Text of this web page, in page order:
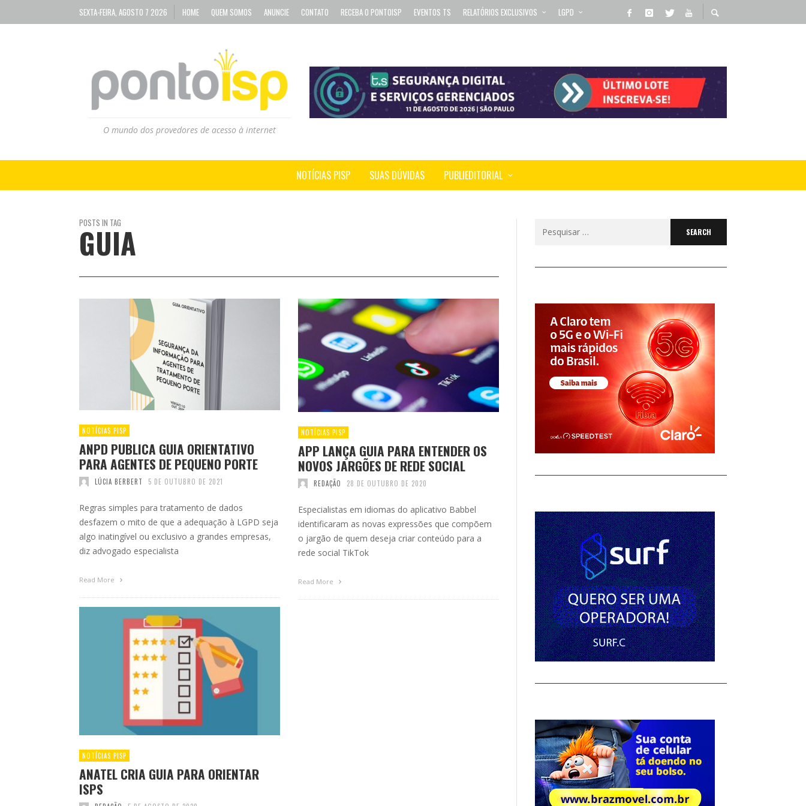
SEXTA-FEIRA, AGOSTO 7 2026 HOME QUEM SOMOS ANUNCIE CONTATO RECEBA O PONTOISP EVENTOS TS RELATÓRIOS EXCLUSIVOS LGPD
O mundo dos provedores de acesso à internet
NOTÍCIAS PISP SUAS DÚVIDAS PUBLIEDITORIAL
POSTS IN TAG
GUIA
NOTÍCIAS PISP
ANPD PUBLICA GUIA ORIENTATIVO
PARA AGENTES DE PEQUENO PORTE
LÚCIA BERBERT 5 DE OUTUBRO DE 2021
Regras simples para tratamento de dados
desfazem o mito de que a adequação à LGPD seja
algo inatingível ou exclusivo a grandes empresas,
diz advogado especialista
Read More
NOTÍCIAS PISP
APP LANÇA GUIA PARA ENTENDER OS
NOVOS JARGÕES DE REDE SOCIAL
REDAÇÃO 28 DE OUTUBRO DE 2020
Especialistas em idiomas do aplicativo Babbel
identificaram as novas expressões que compõem
o jargão de quem deseja criar conteúdo para a
rede social TikTok
Read More
NOTÍCIAS PISP
ANATEL CRIA GUIA PARA ORIENTAR
ISPS